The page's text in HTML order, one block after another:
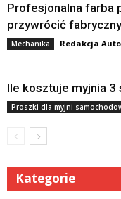
Profesjonalna farba
przywrócić
Mechanika Redakcja
Ile kosztuje myjnia 3
Proszki dla myjni
Kategorie